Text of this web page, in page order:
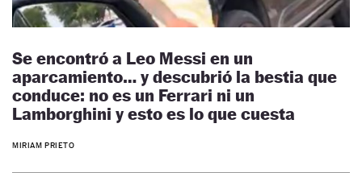
Se encontró a Leo Messi en un
aparcamiento… y descubrió la bestia que
conduce: no es un Ferrari ni un
Lamborghini y esto es lo que cuesta
MIRIAM PRIETO